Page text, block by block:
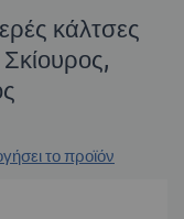
κάλτσες
το προϊόν